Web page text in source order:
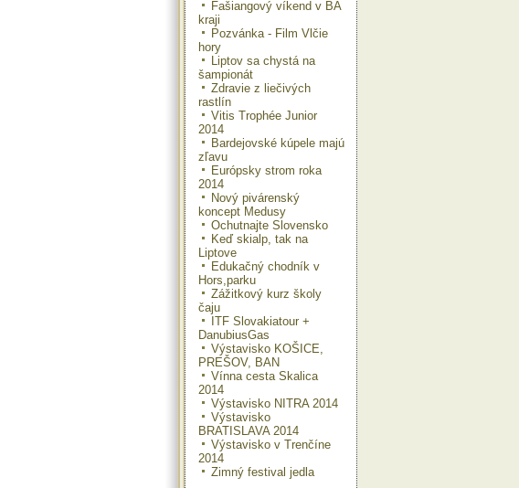
Fašiangový víkend v BA
kraji
Pozvánka - Film Vlčie
hory
Liptov sa chystá na
šampionát
Zdravie z liečivých
rastlín
Vitis Trophée Junior
2014
Bardejovské kúpele majú
zľavu
Európsky strom roka
2014
Nový pivárenský
koncept Medusy
Ochutnajte Slovensko
Keď skialp, tak na
Liptove
Edukačný chodník v
Hors,parku
Zážitkový kurz školy
čaju
ITF Slovakiatour +
DanubiusGas
Výstavisko KOŠICE,
PREŠOV, BAN
Vínna cesta Skalica
2014
Výstavisko NITRA 2014
Výstavisko
BRATISLAVA 2014
Výstavisko v Trenčíne
2014
Zimný festival jedla